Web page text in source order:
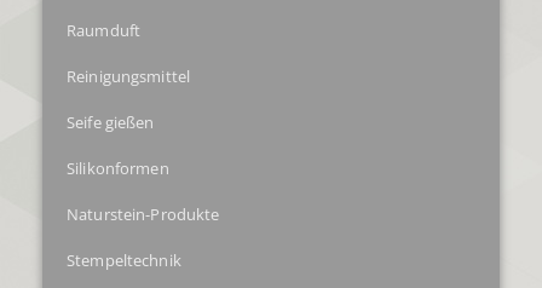
Raumduft
Reinigungsmittel
Seife gießen
Silikonformen
Naturstein-Produkte
Stempeltechnik